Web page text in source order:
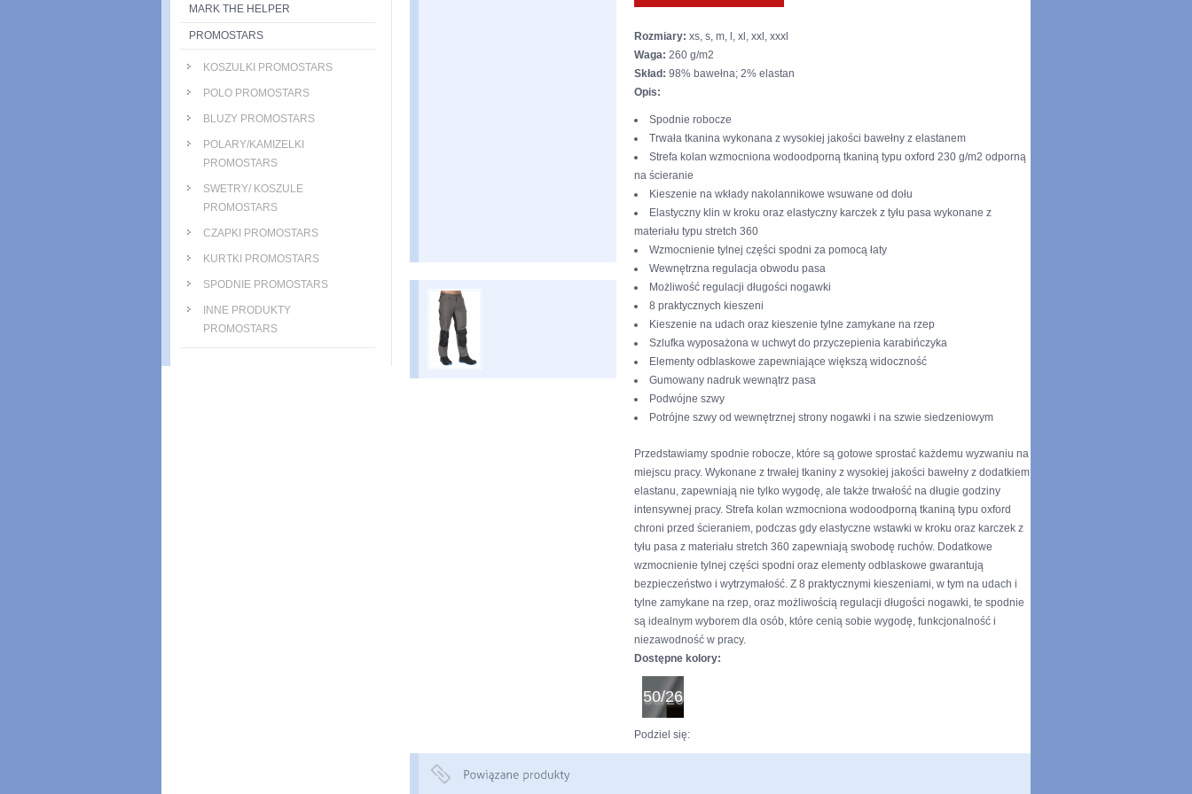
Rozmiary: xs, s, m, l, xl, xxl, xxxl
Waga: 260 g/m2
Skład: 98% bawełna; 2% elastan
Opis:
Spodnie robocze
Trwała tkanina wykonana z wysokiej jakości bawełny z elastanem
Strefa kolan wzmocniona wodoodporną tkaniną typu oxford 230 g/m2 odporną
na ścieranie
Kieszenie na wkłady nakolannikowe wsuwane od dołu
Elastyczny klin w kroku oraz elastyczny karczek z tyłu pasa wykonane z
materiału typu stretch 360
Wzmocnienie tylnej części spodni za pomocą łaty
Wewnętrzna regulacja obwodu pasa
Możliwość regulacji długości nogawki
8 praktycznych kieszeni
Kieszenie na udach oraz kieszenie tylne zamykane na rzep
Szlufka wyposażona w uchwyt do przyczepienia karabińczyka
Elementy odblaskowe zapewniające większą widoczność
Gumowany nadruk wewnątrz pasa
Podwójne szwy
Potrójne szwy od wewnętrznej strony nogawki i na szwie siedzeniowym
Przedstawiamy spodnie robocze, które są gotowe sprostać każdemu wyzwaniu na
miejscu pracy. Wykonane z trwałej tkaniny z wysokiej jakości bawełny z dodatkiem
elastanu, zapewniają nie tylko wygodę, ale także trwałość na długie godziny
intensywnej pracy. Strefa kolan wzmocniona wodoodporną tkaniną typu oxford
chroni przed ścieraniem, podczas gdy elastyczne wstawki w kroku oraz karczek z
tyłu pasa z materiału stretch 360 zapewniają swobodę ruchów. Dodatkowe
wzmocnienie tylnej części spodni oraz elementy odblaskowe gwarantują
bezpieczeństwo i wytrzymałość. Z 8 praktycznymi kieszeniami, w tym na udach i
tylne zamykane na rzep, oraz możliwością regulacji długości nogawki, te spodnie
są idealnym wyborem dla osób, które cenią sobie wygodę, funkcjonalność i
niezawodność w pracy.
Dostępne kolory:
50/26
Podziel się:
MARK THE HELPER
PROMOSTARS
KOSZULKI PROMOSTARS
POLO PROMOSTARS
BLUZY PROMOSTARS
POLARY/KAMIZELKI
PROMOSTARS
SWETRY/ KOSZULE
PROMOSTARS
CZAPKI PROMOSTARS
KURTKI PROMOSTARS
SPODNIE PROMOSTARS
INNE PRODUKTY
PROMOSTARS